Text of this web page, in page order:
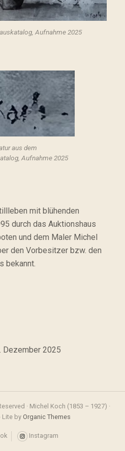
Aufnahme 2025
aus dem
Aufnahme 2025
mit blühenden
durch das Auktionshaus
und dem Maler Michel
den Vorbesitzer bzw. den
bekannt.
Dezember 2025
· Michel Koch (1853 – 1927) ·
Lite by Organic Themes
Instagram